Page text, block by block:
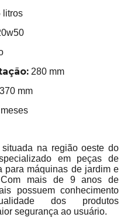
litros
280 mm
mm
na região oeste do
em peças de
para máquinas de jardim e
Com mais de 9 anos de
possuem conhecimento
dos produtos
segurança ao usuário.